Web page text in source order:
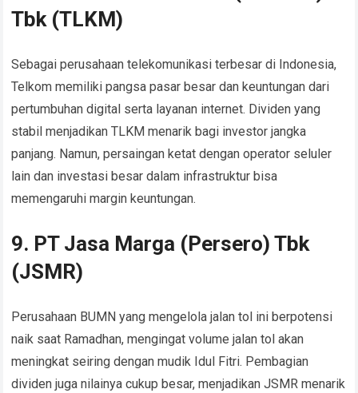
Tbk (TLKM)
Sebagai perusahaan telekomunikasi terbesar di Indonesia,
Telkom memiliki pangsa pasar besar dan keuntungan dari
pertumbuhan digital serta layanan internet. Dividen yang
stabil menjadikan TLKM menarik bagi investor jangka
panjang. Namun, persaingan ketat dengan operator seluler
lain dan investasi besar dalam infrastruktur bisa
memengaruhi margin keuntungan.
9. PT Jasa Marga (Persero) Tbk
(JSMR)
Perusahaan BUMN yang mengelola jalan tol ini berpotensi
naik saat Ramadhan, mengingat volume jalan tol akan
meningkat seiring dengan mudik Idul Fitri. Pembagian
dividen juga nilainya cukup besar, menjadikan JSMR menarik